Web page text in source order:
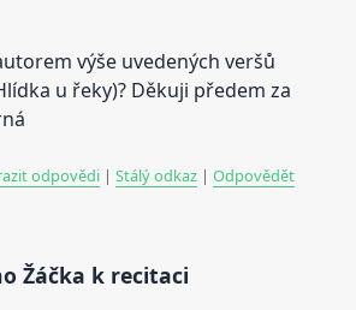
výše uvedených veršů
u řeky)? Děkuji předem za
odpovědi |Stálý odkaz |Odpovědět
Žáčka k recitaci